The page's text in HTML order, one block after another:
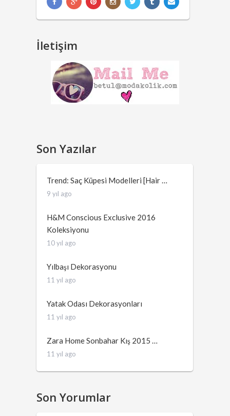
İletişim
Son Yazılar
Trend: Saç Küpesi Modelleri [Hair …
9 yıl ago
H&M Conscious Exclusive 2016
Koleksiyonu
10 yıl ago
Yılbaşı Dekorasyonu
11 yıl ago
Yatak Odası Dekorasyonları
11 yıl ago
Zara Home Sonbahar Kış 2015 …
11 yıl ago
Son Yorumlar